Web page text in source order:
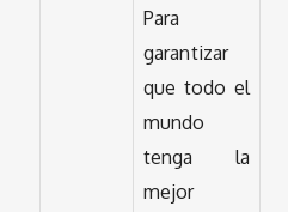
Para
garantizar
que todo el
mundo
tenga la
mejor